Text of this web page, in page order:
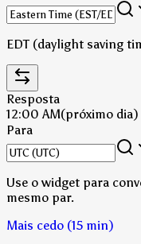
EDT (daylight saving
Resposta
12:00 AM(próximo dia)
Para
Use o widget para
mesmo par.
Mais cedo (15 min)